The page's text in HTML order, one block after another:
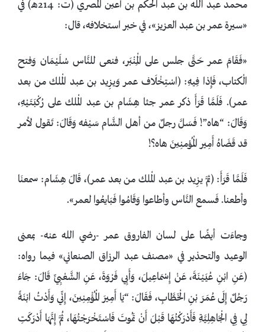
محمد عبد الله بن عبد الحكم بن أعين المصري (ت: 214هـ) في
«سيرة عمر بن عبد العزيز»، في خبر استخلافه، قال:
«فَقَامَ عمر حَتَّى جلس على الْمِنْبَر، فنعى للنَّاس سُلَيْمَان وَفتح
الْكتاب، فَإِذا فِيهِ: (اسْتِخْلَاف عمر وَيزِيد بن عبد الْملك من بعد
عمر). فَلَمَّا قَرَأَ ذكر عمر جثا هِشَام بن عبد الْملك على رُكْبَتَيْهِ،
وَقَالَ: “هاه”! فَسَلَّ رجلٌ من أهل الشَّام سَيْفه وَقَالَ: تَقول لأمر
قد قَضَاهُ أَمِير الْمُؤمنِينَ هاه؟!
فَلَمَّا قَرَأَ: (ثمَّ يزِيد بن عبد الْملك من بعد عمر)، قَالَ هِشَام: سمعنَا
وأطعنا. فَسمع النَّاس وأطاعوا وَقَامُوا فَبَايعُوا لعمر».
وجاءَت أيضًا على لسان الفاروق عمر -رضي الله عنه- بمعنى
الوعيد والتحذير في «مصنف عبد الرزاق الصنعاني» فيما رواه:
(عَنِ ابْنِ عُيَيْنَةَ، عَنْ إِسْمَاعِيلَ، وَأَبِي فَرْوَةَ، عَنِ الشَّعْبِيِّ قَالَ: جَاءَ
رَجُلٌ إِلَى عُمَرَ بْنِ الْخَطَّابِ، فَقَالَ: “يَا أَمِيرَ الْمُؤْمِنِينَ، إِنِّي وَأَدْتُ ابْنَةً
لِي فِي الْجَاهِلِيَّةِ فَأَدْرَكْتُهَا قَبْلَ أَنْ تَمُوتَ فَاسْتَخْرَجْتُهَا، ثُمَّ إِنَّهَا أَدْرَكَتِ